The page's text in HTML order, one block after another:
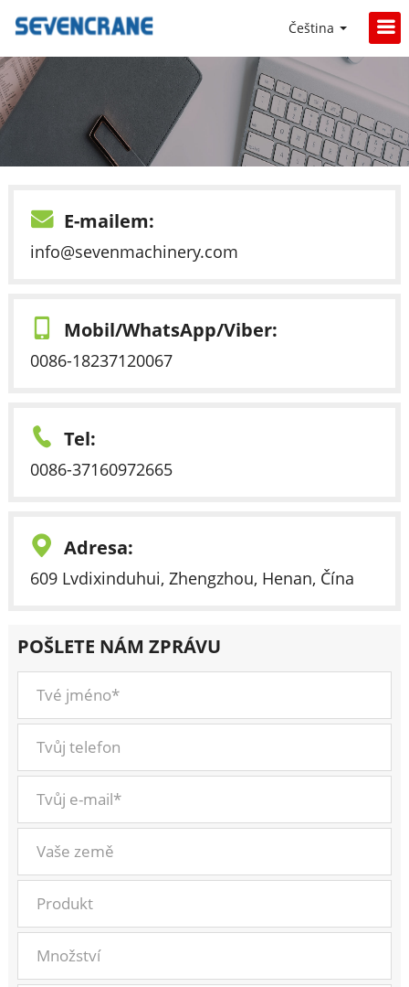
Čeština
E-mailem:
info@sevenmachinery.com
Mobil/WhatsApp/Viber:
0086-18237120067
Tel:
0086-37160972665
Adresa:
609 Lvdixinduhui, Zhengzhou, Henan, Čína
POŠLETE NÁM ZPRÁVU